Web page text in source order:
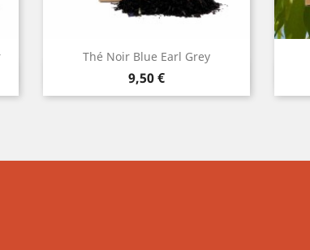
Thé Noir Blue Earl Grey
Prix
9,50 €
Aperçu rapide